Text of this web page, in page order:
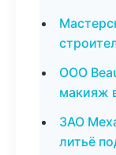
ООО
макияж
ЗАО
литьё